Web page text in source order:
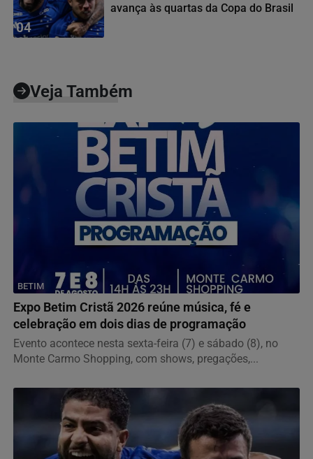
04
avança às quartas da Copa do Brasil
Veja Também
BETIM
Expo Betim Cristã 2026 reúne música, fé e
celebração em dois dias de programação
Evento acontece nesta sexta-feira (7) e sábado (8), no
Monte Carmo Shopping, com shows, pregações,...